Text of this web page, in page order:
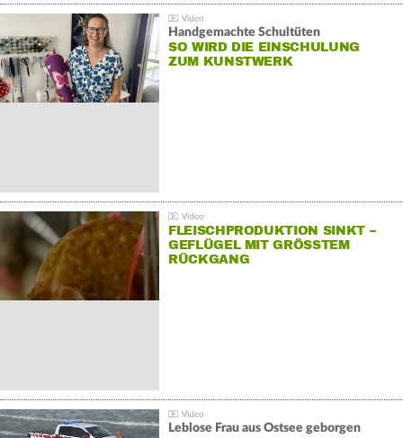
Handgemachte Schultüten
SO WIRD DIE EINSCHULUNG
ZUM KUNSTWERK
FLEISCHPRODUKTION SINKT –
GEFLÜGEL MIT GRÖSSTEM R
ÜCKGANG
Leblose Frau aus Ostsee geborgen